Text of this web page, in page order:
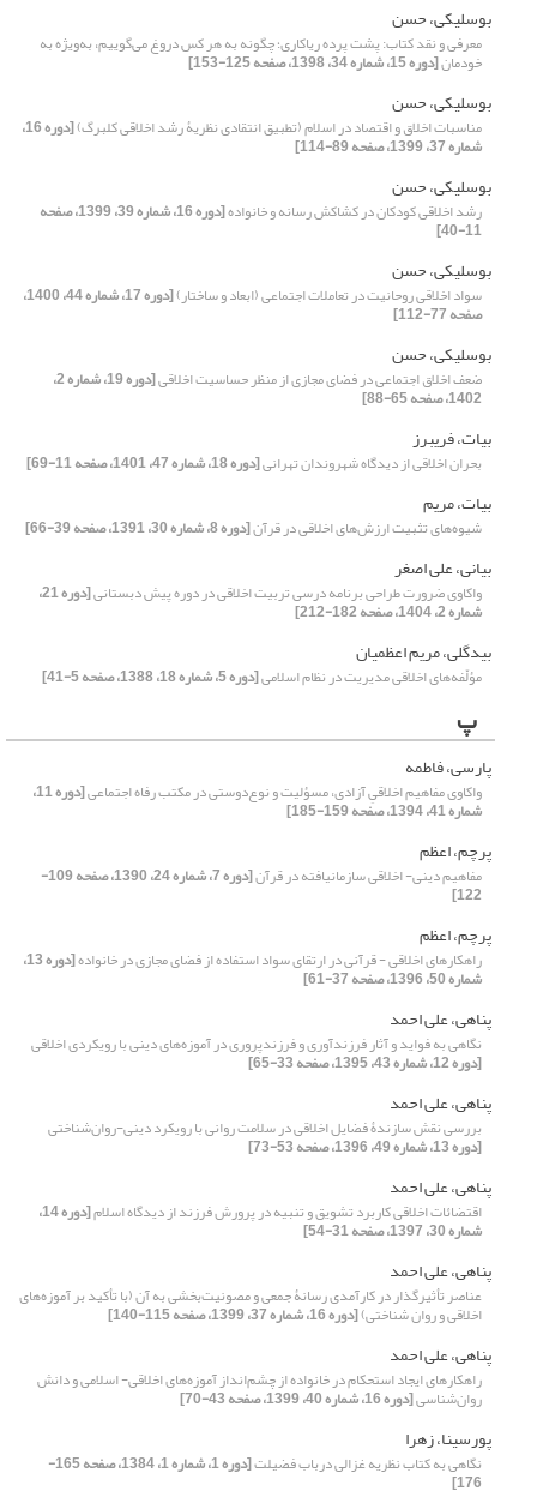
بوسلیکی، حسن
معرفی و نقد کتاب: پشت پرده ریاکاری؛ چگونه به هر کس دروغ می‌گوییم، به‌ویژه به
خودمان[دوره 15، شماره 34، 1398، صفحه 125-153]
بوسلیکی، حسن
مناسبات اخلاق و اقتصاد در اسلام (تطبیق انتقادی نظریۀ رشد اخلاقی کلبرگ) [دوره 16،
شماره 37، 1399، صفحه 89-114]
بوسلیکی، حسن
رشد اخلاقی کودکان در کشاکش رسانه و خانواده [دوره 16، شماره 39، 1399، صفحه
11-40]
بوسلیکی، حسن
سواد اخلاقی روحانیت در تعاملات اجتماعی (ابعاد و ساختار) [دوره 17، شماره 44، 1400،
صفحه 77-112]
بوسلیکی، حسن
ضعف اخلاق اجتماعی در فضای مجازی از منظر حساسیت اخلاقی [دوره 19، شماره 2،
1402، صفحه 65-88]
بیات، فریبرز
بحران اخلاقی از دیدگاه شهروندان تهرانی[دوره 18، شماره 47، 1401، صفحه 11-69]
بیات، مریم
شیوه‌های تثبیت ارزش‌های اخلاقی در قرآن[دوره 8، شماره 30، 1391، صفحه 39-66]
بیانی، علی اصغر
واکاوی ضرورت طراحی برنامه درسی تربیت اخلاقی در دوره پیش دبستانی [دوره 21،
شماره 2، 1404، صفحه 182-212]
بیدگلی، مریم اعظمیان
مؤلّفه‌های اخلاقی مدیریت در نظام اسلامی[دوره 5، شماره 18، 1388، صفحه 5-41]
پ
پارسی، فاطمه
واکاوی مفاهیم اخلاقیِ آزادی، مسؤلیت و نوع‌دوستی در مکتب رفاه اجتماعی [دوره 11،
شماره 41، 1394، صفحه 159-185]
پرچم، اعظم
مفاهیم دینی- اخلاقی سازمان‏یافته در قرآن [دوره 7، شماره 24، 1390، صفحه 109-
122]
پرچم، اعظم
راهکارهای اخلاقی - قرآنی در ارتقای سواد استفاده از فضای مجازی در خانواده [دوره 13،
شماره 50، 1396، صفحه 37-61]
پناهی، علی احمد
نگاهی به فواید و آثار فرزندآوری و فرزندپروری در آموزه‌های دینی با رویکردی اخلاقی
[دوره 12، شماره 43، 1395، صفحه 33-65]
پناهی، علی احمد
بررسی نقش سازندۀ فضایل اخلاقی در سلامت روانی با رویکرد دینی-روان‌شناختی
[دوره 13، شماره 49، 1396، صفحه 53-73]
پناهی، علی احمد
اقتضائات اخلاقی کاربرد تشویق و تنبیه در پرورش فرزند از دیدگاه اسلام [دوره 14،
شماره 30، 1397، صفحه 31-54]
پناهی، علی احمد
عناصر تأثیرگذار در کارآمدی رسانۀ جمعی و مصونیت‌بخشی به آن (با تأکید بر آموزه‌های
اخلاقی و روان شناختی)[دوره 16، شماره 37، 1399، صفحه 115-140]
پناهی، علی احمد
راهکارهای ایجاد استحکام در خانواده از چشم‌انداز آموزه‌های اخلاقی- اسلامی و دانش
روان‌شناسی[دوره 16، شماره 40، 1399، صفحه 43-70]
پورسینا، زهرا
نگاهی به کتاب نظریه غزالی درباب فضیلت [دوره 1، شماره 1، 1384، صفحه 165-
176]